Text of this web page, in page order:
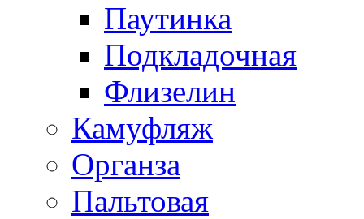
Паутинка
Подкладочная
Флизелин
Камуфляж
Органза
Пальтовая